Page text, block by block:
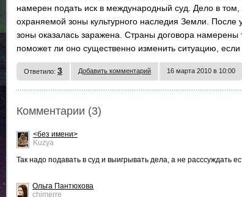
намерен подать иск в международный суд. Дело в
охраняемой зоны культурного наследия Земли.
зоны оказалась заражена. Страны договора
поможет ли оно существенно изменить ситуацию,
Ответило: 3 Добавить комментарий 16 марта 2010 в 10:00
Комментарии (3)
<без имени>
Kuzya
Так надо подавать в суд и выигрывать дела, а не расссуждать
Ольга Пантюхова
chimerre